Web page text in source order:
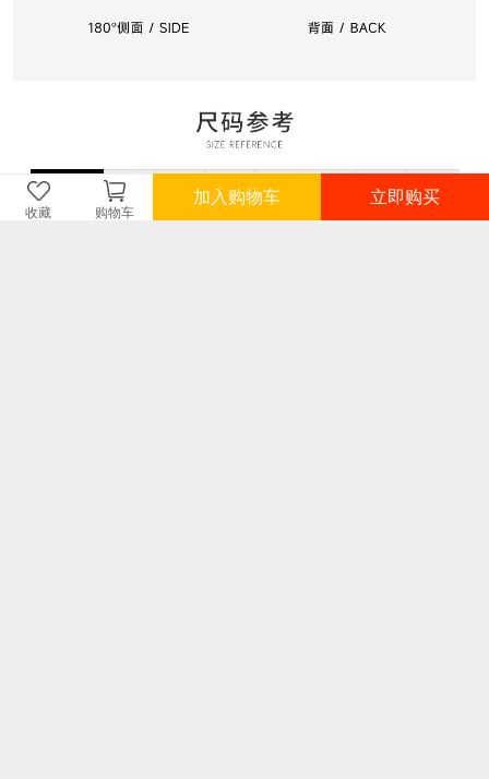
收藏 购物车
加入购物车 立即购买